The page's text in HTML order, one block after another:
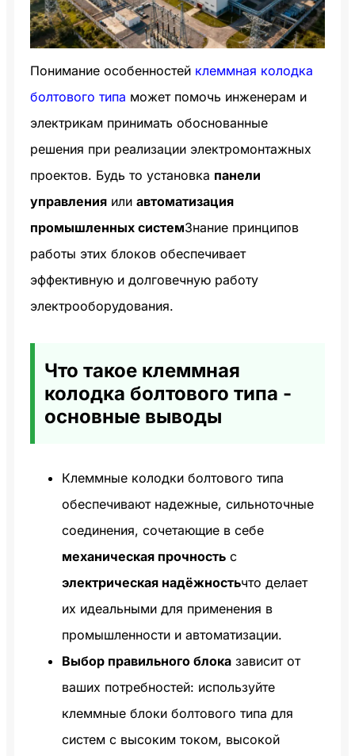
Понимание особенностей клеммная колодка
болтового типа может помочь инженерам и
электрикам принимать обоснованные
решения при реализации электромонтажных
проектов. Будь то установка панели
управления или автоматизация
промышленных системЗнание принципов
работы этих блоков обеспечивает
эффективную и долговечную работу
электрооборудования.
Что такое клеммная
колодка болтового типа -
основные выводы
Клеммные колодки болтового типа
обеспечивают надежные, сильноточные
соединения, сочетающие в себе
механическая прочность с
электрическая надёжностьчто делает
их идеальными для применения в
промышленности и автоматизации.
Выбор правильного блока зависит от
ваших потребностей: используйте
клеммные блоки болтового типа для
систем с высоким током, высокой